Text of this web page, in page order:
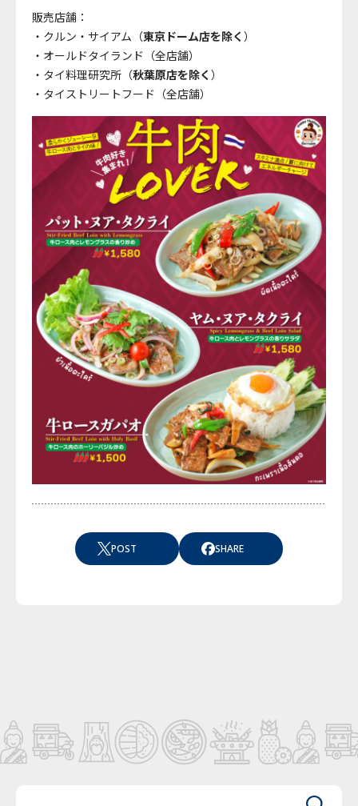
販売店舗：
・クルン・サイアム（東京ドーム店を除く）
・オールドタイランド（全店舗）
・タイ料理研究所（秋葉原店を除く）
・タイストリートフード（全店舗）
POST SHARE